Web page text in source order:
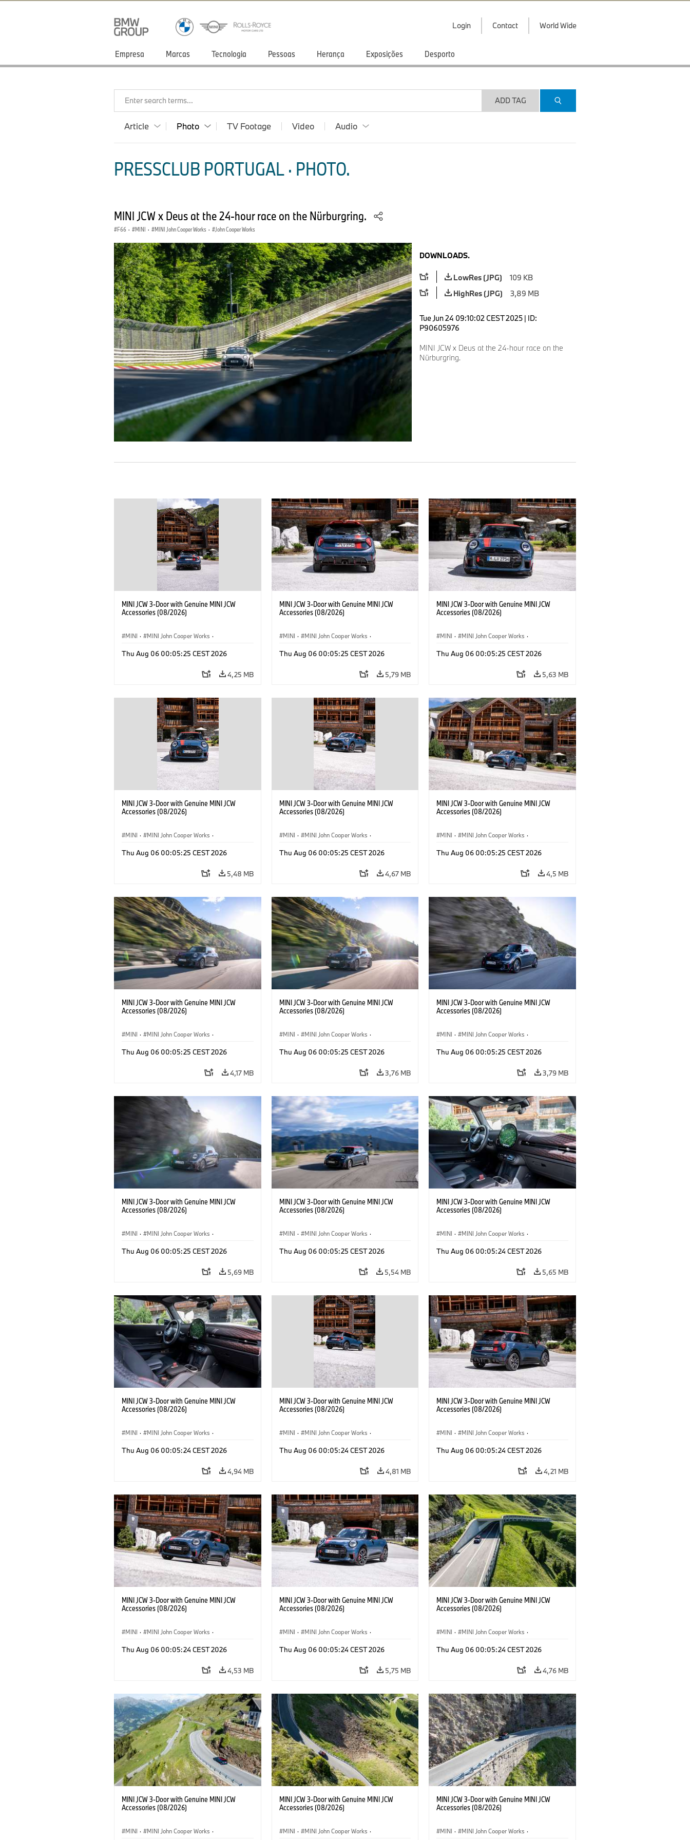
Login Contact World Wide
Empresa Marcas Tecnologia Pessoas Herança Exposições Desporto
Enter search terms... ADD TAG
Article Photo TV Footage Video Audio
PRESSCLUB PORTUGAL · PHOTO.
MINI JCW x Deus at the 24-hour race on the Nürburgring.
F66 · MINI · MINI John Cooper Works · John Cooper Works
DOWNLOADS.
LowRes (JPG)
109 KB
HighRes (JPG)
3,89 MB
Tue Jun 24 09:10:02 CEST 2025 | ID:
P90605976
MINI JCW x Deus at the 24-hour race on the
Nürburgring.
MINI JCW 3-Door with Genuine MINI JCW
Accessories (08/2026)
MINI · MINI John Cooper Works ·
Extras Opcionais, Acessórios
Thu Aug 06 00:05:25 CEST 2026
4,25 MB
MINI JCW 3-Door with Genuine MINI JCW
Accessories (08/2026)
MINI · MINI John Cooper Works ·
Extras Opcionais, Acessórios
Thu Aug 06 00:05:25 CEST 2026
5,79 MB
MINI JCW 3-Door with Genuine MINI JCW
Accessories (08/2026)
MINI · MINI John Cooper Works ·
Extras Opcionais, Acessórios
Thu Aug 06 00:05:25 CEST 2026
5,63 MB
MINI JCW 3-Door with Genuine MINI JCW
Accessories (08/2026)
MINI · MINI John Cooper Works ·
Extras Opcionais, Acessórios
Thu Aug 06 00:05:25 CEST 2026
5,48 MB
MINI JCW 3-Door with Genuine MINI JCW
Accessories (08/2026)
MINI · MINI John Cooper Works ·
Extras Opcionais, Acessórios
Thu Aug 06 00:05:25 CEST 2026
4,67 MB
MINI JCW 3-Door with Genuine MINI JCW
Accessories (08/2026)
MINI · MINI John Cooper Works ·
Extras Opcionais, Acessórios
Thu Aug 06 00:05:25 CEST 2026
4,5 MB
MINI JCW 3-Door with Genuine MINI JCW
Accessories (08/2026)
MINI · MINI John Cooper Works ·
Extras Opcionais, Acessórios
Thu Aug 06 00:05:25 CEST 2026
4,17 MB
MINI JCW 3-Door with Genuine MINI JCW
Accessories (08/2026)
MINI · MINI John Cooper Works ·
Extras Opcionais, Acessórios
Thu Aug 06 00:05:25 CEST 2026
3,76 MB
MINI JCW 3-Door with Genuine MINI JCW
Accessories (08/2026)
MINI · MINI John Cooper Works ·
Extras Opcionais, Acessórios
Thu Aug 06 00:05:25 CEST 2026
3,79 MB
MINI JCW 3-Door with Genuine MINI JCW
Accessories (08/2026)
MINI · MINI John Cooper Works ·
Extras Opcionais, Acessórios
Thu Aug 06 00:05:25 CEST 2026
5,69 MB
MINI JCW 3-Door with Genuine MINI JCW
Accessories (08/2026)
MINI · MINI John Cooper Works ·
Extras Opcionais, Acessórios
Thu Aug 06 00:05:25 CEST 2026
5,54 MB
MINI JCW 3-Door with Genuine MINI JCW
Accessories (08/2026)
MINI · MINI John Cooper Works ·
Extras Opcionais, Acessórios
Thu Aug 06 00:05:24 CEST 2026
5,65 MB
MINI JCW 3-Door with Genuine MINI JCW
Accessories (08/2026)
MINI · MINI John Cooper Works ·
Extras Opcionais, Acessórios
Thu Aug 06 00:05:24 CEST 2026
4,94 MB
MINI JCW 3-Door with Genuine MINI JCW
Accessories (08/2026)
MINI · MINI John Cooper Works ·
Extras Opcionais, Acessórios
Thu Aug 06 00:05:24 CEST 2026
4,81 MB
MINI JCW 3-Door with Genuine MINI JCW
Accessories (08/2026)
MINI · MINI John Cooper Works ·
Extras Opcionais, Acessórios
Thu Aug 06 00:05:24 CEST 2026
4,21 MB
MINI JCW 3-Door with Genuine MINI JCW
Accessories (08/2026)
MINI · MINI John Cooper Works ·
Extras Opcionais, Acessórios
Thu Aug 06 00:05:24 CEST 2026
4,53 MB
MINI JCW 3-Door with Genuine MINI JCW
Accessories (08/2026)
MINI · MINI John Cooper Works ·
Extras Opcionais, Acessórios
Thu Aug 06 00:05:24 CEST 2026
5,75 MB
MINI JCW 3-Door with Genuine MINI JCW
Accessories (08/2026)
MINI · MINI John Cooper Works ·
Extras Opcionais, Acessórios
Thu Aug 06 00:05:24 CEST 2026
4,76 MB
MINI JCW 3-Door with Genuine MINI JCW
Accessories (08/2026)
MINI · MINI John Cooper Works ·
MINI JCW 3-Door with Genuine MINI JCW
Accessories (08/2026)
MINI · MINI John Cooper Works ·
MINI JCW 3-Door with Genuine MINI JCW
Accessories (08/2026)
MINI · MINI John Cooper Works ·